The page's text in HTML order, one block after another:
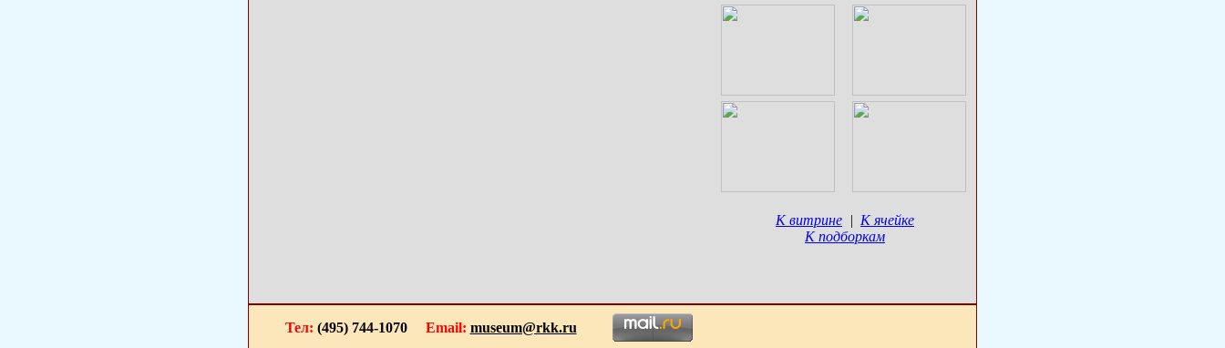
К витрине | К ячейке
К подборкам
Тел: (495) 744-1070 Email: museum@rkk.ru